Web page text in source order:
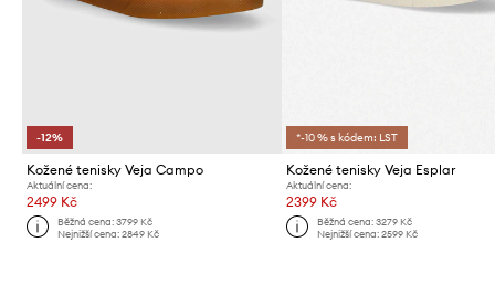
-12%
Kožené tenisky Veja Campo
Aktuální cena:
2499 Kč
Běžná cena:3799 Kč
Nejnižší cena:2849 Kč
*-10 % s kódem: LST
Kožené tenisky Veja Esplar
Aktuální cena:
2399 Kč
Běžná cena: 3279 Kč
Nejnižší cena: 2599 Kč